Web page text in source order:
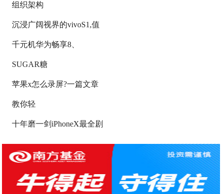
组织架构
沉浸广阔视界的vivoS1,值
千元机华为畅享8、
SUGAR糖
苹果x怎么录屏?一篇文章
教你轻
十年磨一剑iPhoneX最全剧